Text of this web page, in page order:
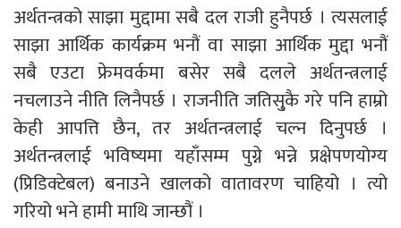
अर्थतन्त्रको साझा मुद्दामा सबै दल राजी हुनैपर्छ । त्यसलाई
साझा आर्थिक कार्यक्रम भनौं वा साझा आर्थिक मुद्दा भनौं
सबै एउटा फ्रेमवर्कमा बसेर सबै दलले अर्थतन्त्रलाई
नचलाउने नीति लिनैपर्छ । राजनीति जतिसु्कै गरे पनि हाम्रो
केही आपत्ति छैन, तर अर्थतन्त्रलाई चल्न दिनुपर्छ ।
अर्थतन्त्रलाई भविष्यमा यहाँसम्म पुग्ने भन्ने प्रक्षेपणयोग्य
(प्रिडिक्टेबल) बनाउने खालको वातावरण चाहियो । त्यो
गरियो भने हामी माथि जान्छौं ।